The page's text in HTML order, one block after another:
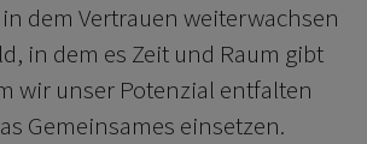
dem Vertrauen weiterwachsen
in dem es Zeit und Raum gibt
wir unser Potenzial entfalten
Gemeinsames einsetzen.